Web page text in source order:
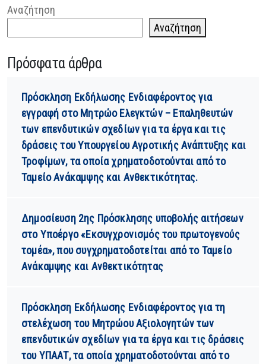
Αναζήτηση
Αναζήτηση
Πρόσφατα άρθρα
Πρόσκληση Εκδήλωσης Ενδιαφέροντος για
εγγραφή στο Μητρώο Ελεγκτών – Επαληθευτών
των επενδυτικών σχεδίων για τα έργα και τις
δράσεις του Υπουργείου Αγροτικής Ανάπτυξης και
Τροφίμων, τα οποία χρηματοδοτούνται από το
Ταμείο Ανάκαμψης και Ανθεκτικότητας.
Δημοσίευση 2ης Πρόσκλησης υποβολής αιτήσεων
στο Υποέργο «Εκσυγχρονισμός του πρωτογενούς
τομέα», που συγχρηματοδοτείται από το Ταμείο
Ανάκαμψης και Ανθεκτικότητας
Πρόσκληση Εκδήλωσης Ενδιαφέροντος για τη
στελέχωση του Μητρώου Αξιολογητών των
επενδυτικών σχεδίων για τα έργα και τις δράσεις
του ΥΠΑΑΤ, τα οποία χρηματοδοτούνται από το